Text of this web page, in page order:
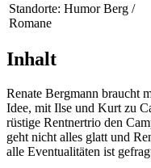
Standorte: Humor Berg /
Romane
Inhalt
Renate Bergmann braucht
Idee, mit Ilse und Kurt zu
rüstige Rentnertrio den
geht nicht alles glatt und
alle Eventualitäten ist